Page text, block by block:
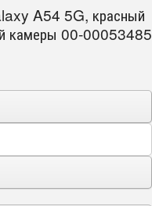
A54 5G, красный
камеры 00-00053485